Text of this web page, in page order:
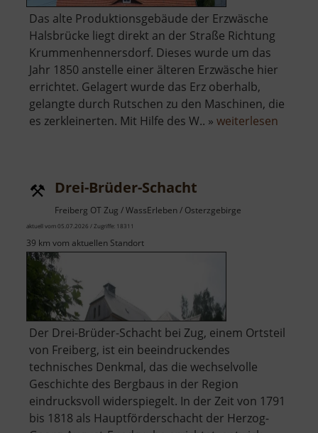
Das alte Produktionsgebäude der Erzwäsche
Halsbrücke liegt direkt an der Straße Richtung
Krummenhennersdorf. Dieses wurde um das
Jahr 1850 anstelle einer älteren Erzwäsche hier
errichtet. Gelagert wurde das Erz oberhalb,
gelangte durch Rutschen zu den Maschinen, die
es zerkleinerten. Mit Hilfe des W.. » weiterlesen
Drei-Brüder-Schacht
Freiberg OT Zug / WassErleben / Osterzgebirge
aktuell vom 05.07.2026 / Zugriffe: 18311
39 km vom aktuellen Standort
Der Drei-Brüder-Schacht bei Zug, einem Ortsteil
von Freiberg, ist ein beeindruckendes
technisches Denkmal, das die wechselvolle
Geschichte des Bergbaus in der Region
eindrucksvoll widerspiegelt. In der Zeit von 1791
bis 1818 als Hauptförderschacht der Herzog-